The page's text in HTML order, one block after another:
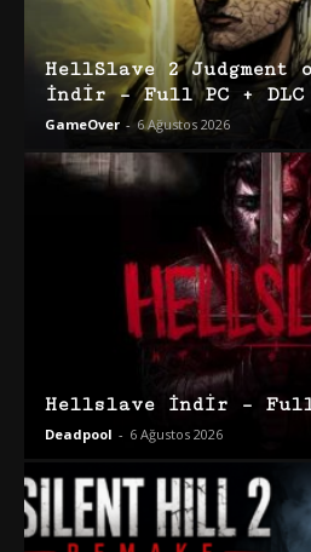
HellSlave 2 Judgment
İndir – Full PC + DLC
GameOver - 6 Ağustos 2026
Hellslave İndir – Full
Deadpool - 6 Ağustos 2026